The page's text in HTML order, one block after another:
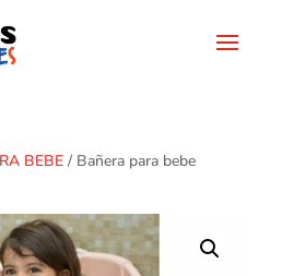
BEBE/ Bañera para bebe